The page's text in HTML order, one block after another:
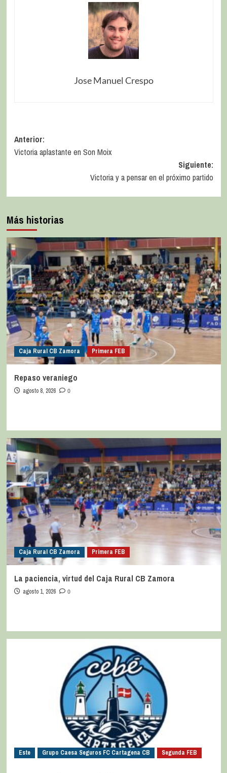
Jose Manuel Crespo
Anterior:
Victoria aplastante en Son Moix
Siguiente:
Victoria y a pensar en el próximo partido
Más historias
Caja Rural CB Zamora Primera FEB
Repaso veraniego
agosto 8, 2026 0
Caja Rural CB Zamora Primera FEB
La paciencia, virtud del Caja Rural CB Zamora
agosto 1, 2026 0
Este Grupo Caesa Seguros FC Cartagena CB Segunda FEB